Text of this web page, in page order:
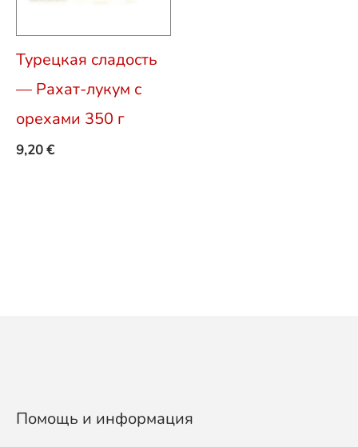
Турецкая сладость
— Рахат-лукум с
орехами 350 г
9,20€
Помощь и информация